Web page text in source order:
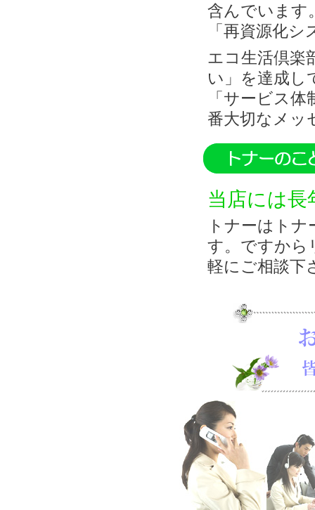
含んでいます
「再資源化
エコ生活倶楽
い」を達成し
「サービス
番大切なメッ
当店には
トナーはト
す。ですから
軽にご相談下